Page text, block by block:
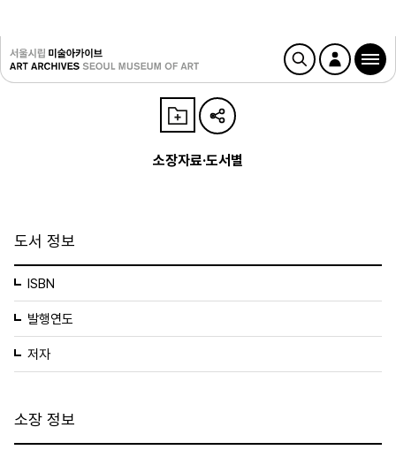
소장자료·도서별
도서 정보
ISBN
발행연도
저자
소장 정보